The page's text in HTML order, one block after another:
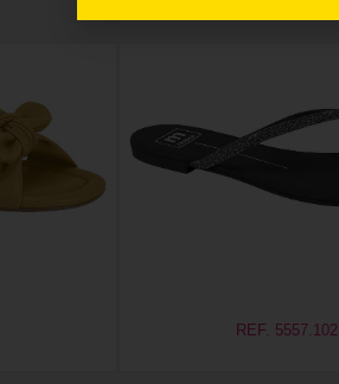
REF. 5557.102